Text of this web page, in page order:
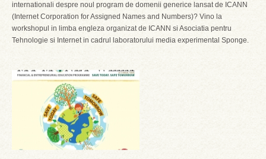
internationali despre noul program de domenii generice lansat de ICANN
(Internet Corporation for Assigned Names and Numbers)? Vino la
workshopul in limba engleza organizat de ICANN si Asociatia pentru
Tehnologie si Internet in cadrul laboratorului media experimental Sponge.